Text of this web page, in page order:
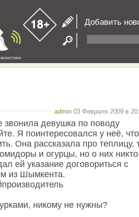
Добавить
admin 03 Февраля 2009 в
звонила девушка по поводу
Я поинтересовался у неё,
Она рассказала про теплицу,
и огурцы, но о них
ей указание договориться с
из Шымкента.
никому не нужны?